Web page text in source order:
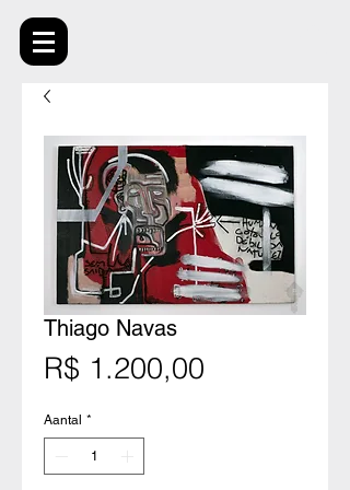
Thiago Navas
R$ 1.200,00
Aantal *